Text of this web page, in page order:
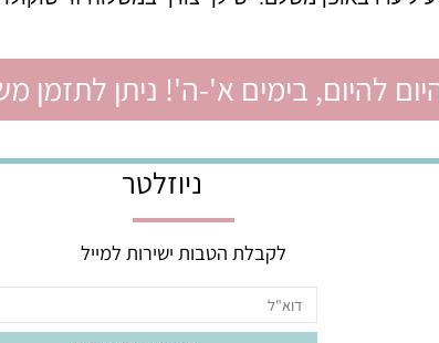
בימים א'-ה'! ניתן לתזמן
ניוזלטר
לקבלת הטבות ישירות למייל